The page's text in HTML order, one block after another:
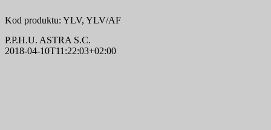
Kod produktu: YLV, YLV/AF
P.P.H.U. ASTRA S.C.
2018-04-10T11:22:03+02:00